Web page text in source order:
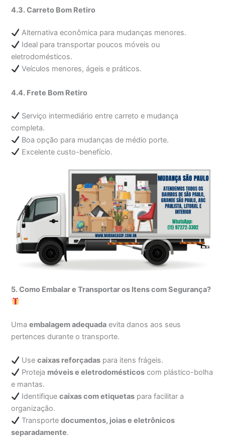
4.3. Carreto Bom Retiro
Alternativa econômica para mudanças menores.
Ideal para transportar poucos móveis ou
eletrodomésticos.
Veículos menores, ágeis e práticos.
4.4. Frete Bom Retiro
Serviço intermediário entre carreto e mudança
completa.
Boa opção para mudanças de médio porte.
Excelente custo-benefício.
5. Como Embalar e Transportar os Itens com Segurança?
Umaembalagem adequada evita danos aos seus
pertences durante o transporte.
Usecaixas reforçadas para itens frágeis.
Proteja móveis e eletrodomésticos com plástico-bolha
e mantas.
Identifiquecaixas com etiquetas para facilitar a
organização.
Transportedocumentos, joias e eletrônicos
separadamente.